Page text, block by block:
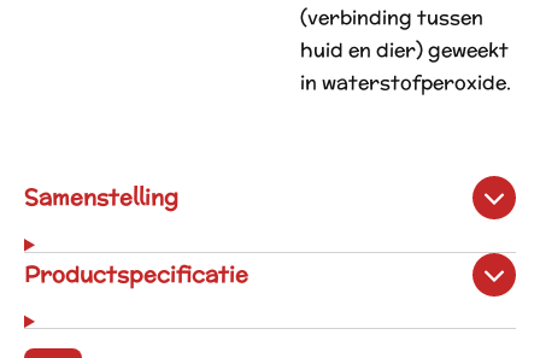
(verbinding tussen
huid en dier) geweekt
in waterstofperoxide.
Samenstelling
Productspecificatie